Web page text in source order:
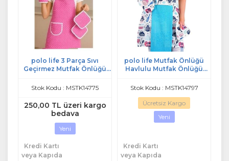
polo life 3 Parça Sıvı
Geçirmez Mutfak Önlüğü
Stok Kodu : MSTK14775
250,00 TL üzeri kargo
bedava
Yeni
Kredi Kartı
veya Kapıda
polo life Mutfak Önlüğü
Havlulu Mutfak Önlüğü
Stok Kodu : MSTK14797
Ücretsiz Kargo
Yeni
Kredi Kartı
veya Kapıda